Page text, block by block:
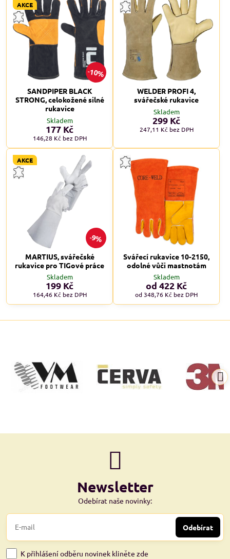
10%
AKCE
SANDPIPER BLACK
STRONG, celokožené silné
rukavice
Skladem
177 Kč
146,28 Kč bez DPH
WELDER PROFI 4,
svářečské rukavice
Skladem
299 Kč
247,11 Kč bez DPH
9%
AKCE
MARTIUS, svářečské
rukavice pro TIGové práce
Skladem
199 Kč
164,46 Kč bez DPH
Svářecí rukavice 10-2150,
odolné vůči mastnotám
Skladem
od 422 Kč
od 348,76 Kč bez DPH
Newsletter
Odebírat naše novinky:
Odebírat
K přihlášení odběru novinek kliněte zde